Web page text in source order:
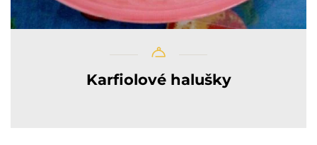
Karfiolové halušky